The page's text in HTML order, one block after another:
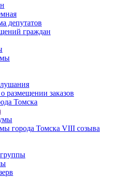
депутатов
граждан
размещении заказов
Томска
города Томска VIII созыва